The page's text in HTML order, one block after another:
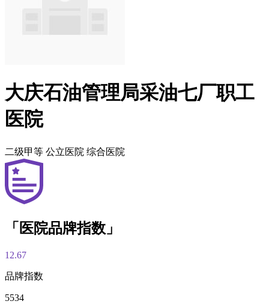
大庆石油管理局采油七厂职工
医院
二级甲等 公立医院 综合医院
「医院品牌指数」
12.67
品牌指数
5534